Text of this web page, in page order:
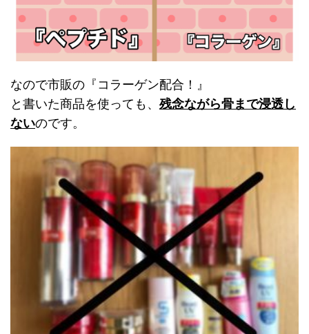
なので市販の『コラーゲン配合！』
と書いた商品を使っても、 残念ながら骨まで浸透し
ないのです。